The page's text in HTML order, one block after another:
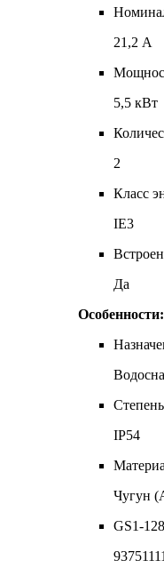
21,2 А
5,5 кВт
2
Класс
IE3
Да
Особенности:
IP54
Чугун
GS1-128